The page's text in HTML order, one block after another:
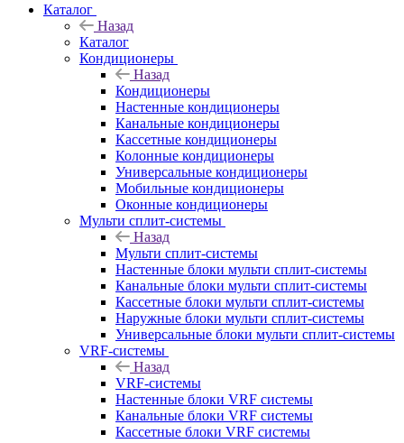
Каталог
Назад
Каталог
Кондиционеры
Назад
Кондиционеры
Настенные кондиционеры
Канальные кондиционеры
Кассетные кондиционеры
Колонные кондиционеры
Универсальные кондиционеры
Мобильные кондиционеры
Оконные кондиционеры
Мульти сплит-системы
Назад
Мульти сплит-системы
Настенные блоки мульти сплит-системы
Канальные блоки мульти сплит-системы
Кассетные блоки мульти сплит-системы
Наружные блоки мульти сплит-системы
Универсальные блоки мульти сплит-системы
VRF-системы
Назад
VRF-системы
Настенные блоки VRF системы
Канальные блоки VRF системы
Кассетные блоки VRF системы